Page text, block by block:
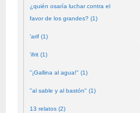
¿quién osaría luchar contra el
favor de los grandes? (1)
'arif (1)
'ifrit (1)
"¡Gallina al agua!" (1)
"al sable y al bastón" (1)
13 relatos (2)